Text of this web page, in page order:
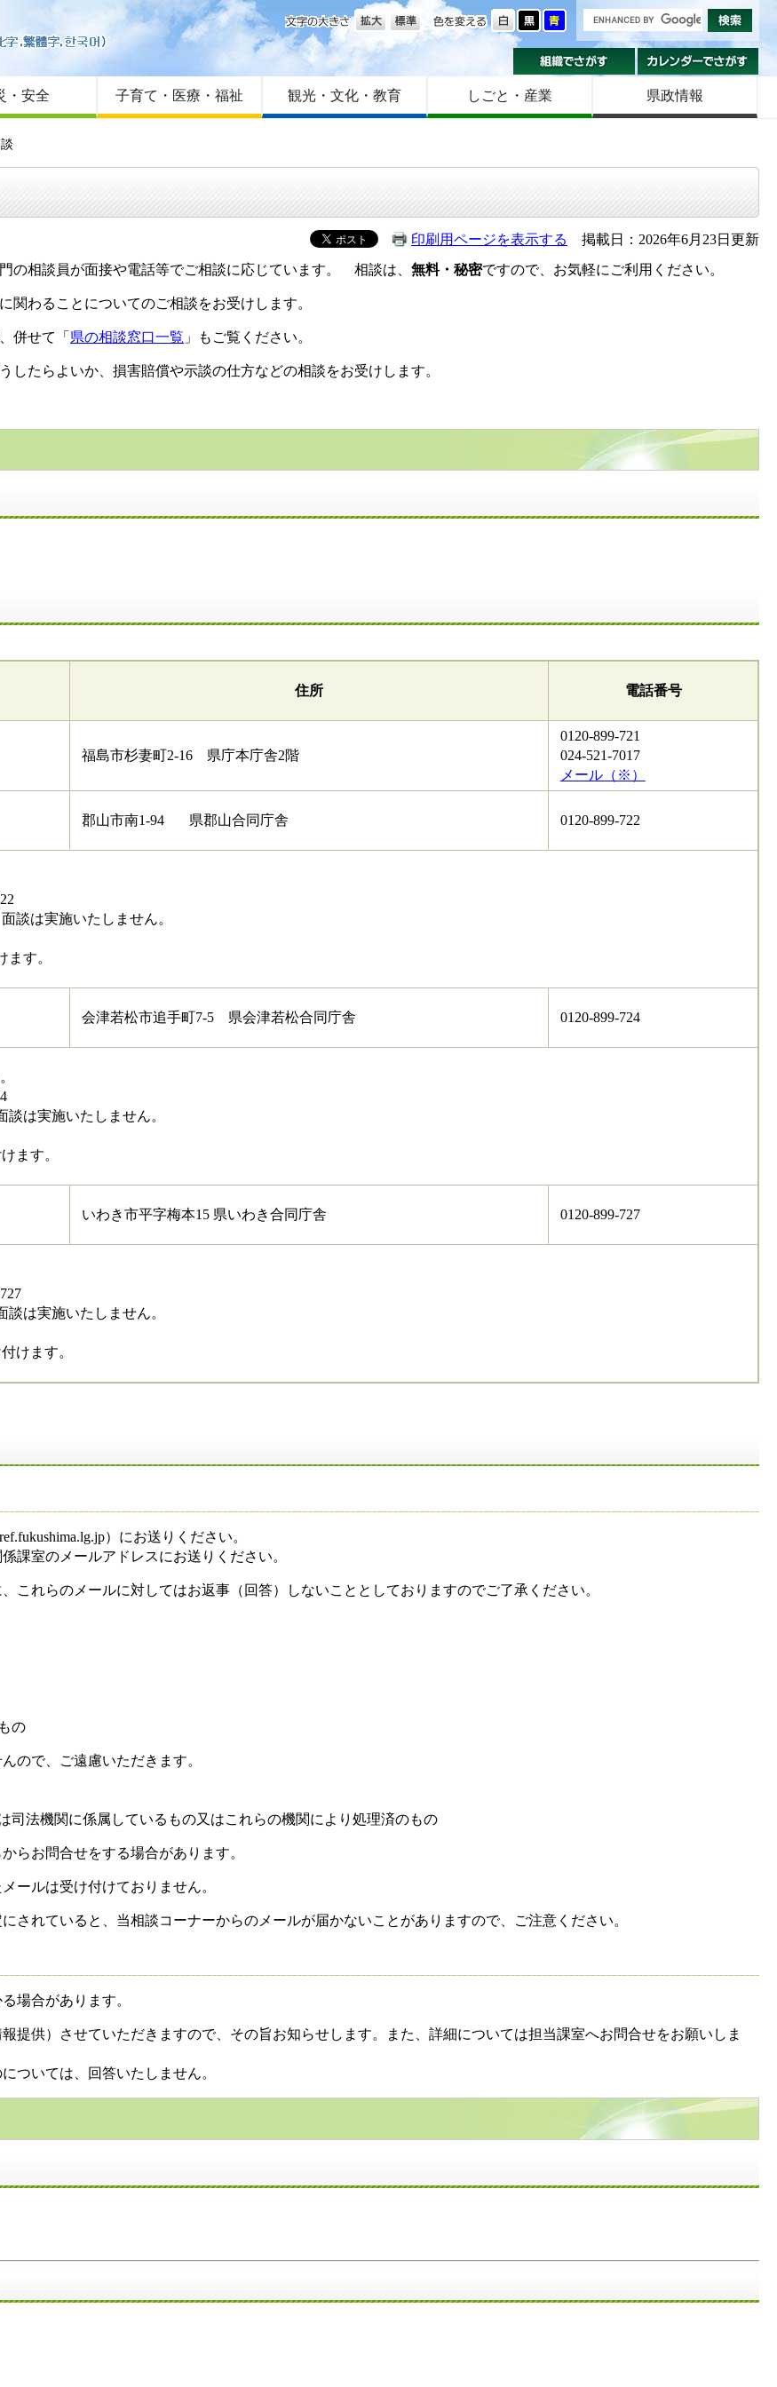
はじめての方へ
Foreign language
サイトマップ
色を変える
文字の大きさ
組織でさがす
・安全 子育て・医療・福祉 観光・文化・教育 しごと・産業 県政情報
印刷用ページを表示する
掲載日：2026年6月23日更新
相談員が面接や電話等でご相談に応じています。 相談は、 無料・秘密ですので、お気軽にご利用ください。
関わることについてのご相談をお受けします。
せて「 県の相談窓口一覧 」もご覧ください。
したらよいか、損害賠償や示談の仕方などの相談をお受けします。
住所 電話番号
福島市杉妻町2-16 県庁本庁舎2階
0120-899-721
024-521-7017
メール（※）
郡山市南1-94 県郡山合同庁舎 0120-899-722
は実施いたしません。
す。
会津若松市追手町7-5 県会津若松合同庁舎 0120-899-724
は実施いたしません。
ます。
いわき市平字梅本15 県いわき合同庁舎 0120-899-727
は実施いたしません。
けます。
）にお送りください。
室のメールアドレスにお送りください。
これらのメールに対してはお返事（回答）しないこととしておりますのでご了承ください。
の
ので、ご遠慮いただきます。
法機関に係属しているもの又はこれらの機関により処理済のもの
らお問合せをする場合があります。
ールは受け付けておりません。
されていると、当相談コーナーからのメールが届かないことがありますので、ご注意ください。
場合があります。
提供）させていただきますので、その旨お知らせします。また、詳細については担当課室へお問合せをお願いしま
ついては、回答いたしません。